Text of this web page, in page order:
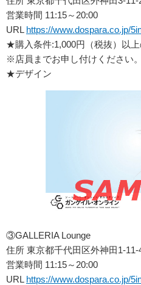
営業時間 11:15～20:00
URL https://www.dospara.co.jp/
★購入条件:1,000円（税抜）以上
※店員までお申し付けください。
★デザイン
③GALLERIA Lounge
住所 東京都千代田区外神田1-
営業時間 11:15～20:00
URL https://www.dospara.co.jp/